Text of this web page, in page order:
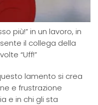
più!” in un lavoro, in
il collega della
“Uff!”
lamento si crea
e frustrazione
e in chi gli sta